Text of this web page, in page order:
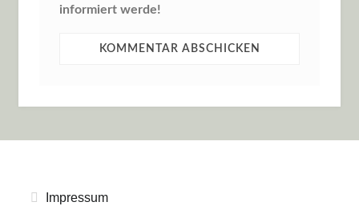
informiert werde!
Impressum